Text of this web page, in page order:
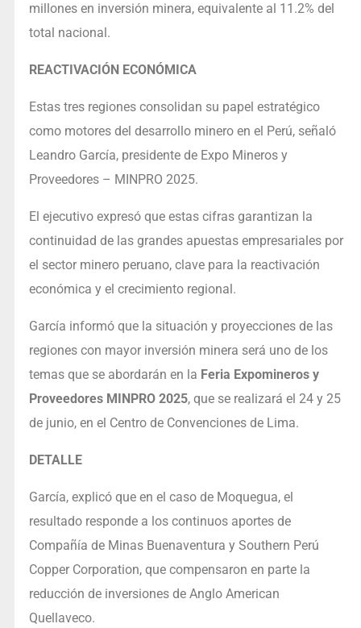
millones en inversión minera, equivalente al 11.2% del
total nacional.
REACTIVACIÓN ECONÓMICA
Estas tres regiones consolidan su papel estratégico
como motores del desarrollo minero en el Perú, señaló
Leandro García, presidente de Expo Mineros y
Proveedores – MINPRO 2025.
El ejecutivo expresó que estas cifras garantizan la
continuidad de las grandes apuestas empresariales por
el sector minero peruano, clave para la reactivación
económica y el crecimiento regional.
García informó que la situación y proyecciones de las
regiones con mayor inversión minera será uno de los
temas que se abordarán en la Feria Expomineros y
Proveedores MINPRO 2025, que se realizará el 24 y 25
de junio, en el Centro de Convenciones de Lima.
DETALLE
García, explicó que en el caso de Moquegua, el
resultado responde a los continuos aportes de
Compañía de Minas Buenaventura y Southern Perú
Copper Corporation, que compensaron en parte la
reducción de inversiones de Anglo American
Quellaveco.